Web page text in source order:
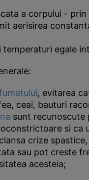
a corpului -
aerisirea
temperaturi egale
, evitarea
ceai, bauturi
sunt recunoscute
si ca
crize
sau pot creste
acesteia;